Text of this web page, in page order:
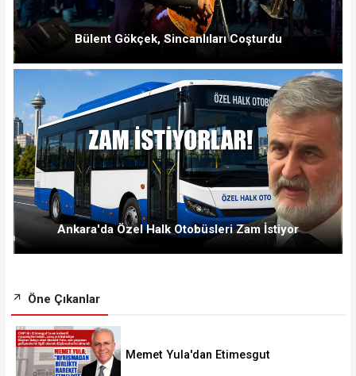
Bülent Gökçek, Sincanlıları Coşturdu
Ankara'da Özel Halk Otobüsleri Zam İstiyor
Öne Çıkanlar
Memet Yula'dan Etimesgut